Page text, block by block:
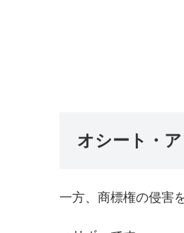
オシート・
一方、商標権の侵害